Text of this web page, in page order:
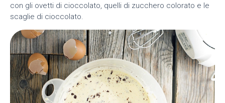
con gli ovetti di cioccolato, quelli di zucchero colorato e le
scaglie di cioccolato.